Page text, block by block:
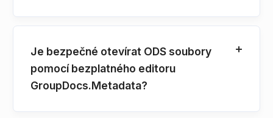
Je bezpečné otevírat ODS soubory
pomocí bezplatného editoru
GroupDocs.Metadata?